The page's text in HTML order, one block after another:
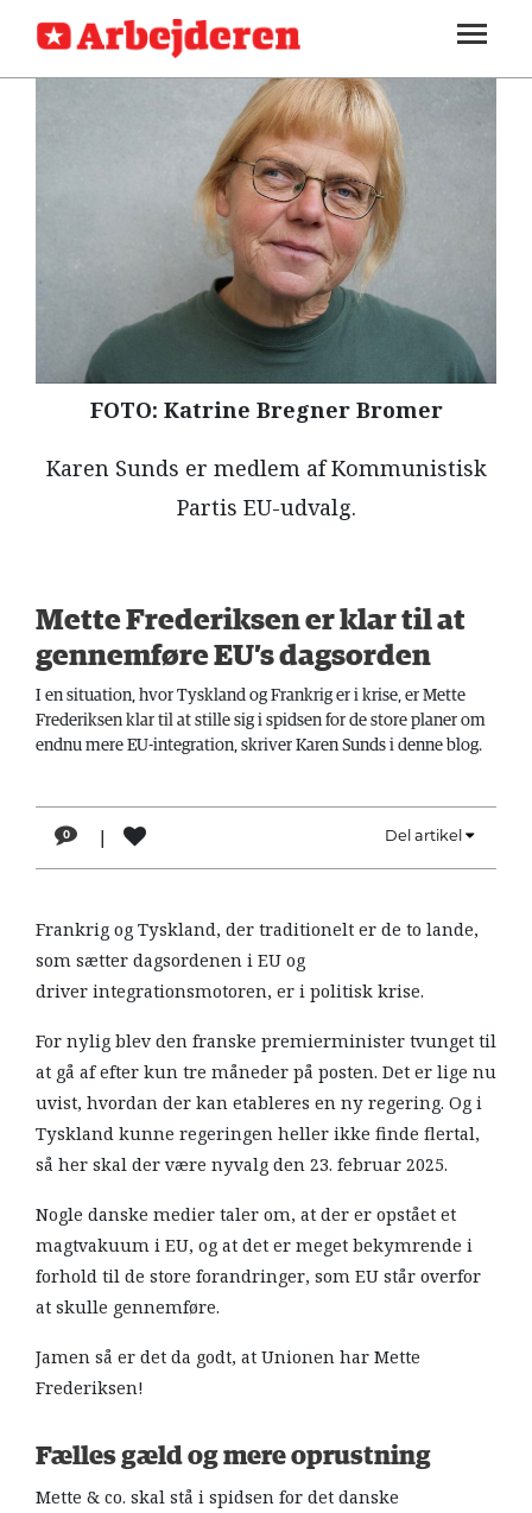
SEKTIONER
UDLAND
KULTUR
KALENDER
LÆSER
NAVNE
HISTORIE
TEORI
SOUNDCLOUD
ARBEJDEREN
FOTO: Katrine Bregner Bromer
Karen Sunds er medlem af Kommunistisk
Partis EU-udvalg.
Mette Frederiksen er klar til at
gennemføre EU’s dagsorden
I en situation, hvor Tyskland og Frankrig er i krise, er Mette
Frederiksen klar til at stille sig i spidsen for de store planer om
endnu mere EU-integration, skriver Karen Sunds i denne blog.
0 | Del artikel
Frankrig og Tyskland, der traditionelt er de to lande,
som sætter dagsordenen i EU og
driver integrationsmotoren, er i politisk krise.
For nylig blev den franske premierminister tvunget til
at gå af efter kun tre måneder på posten. Det er lige nu
uvist, hvordan der kan etableres en ny regering. Og i
Tyskland kunne regeringen heller ikke finde flertal,
så her skal der være nyvalg den 23. februar 2025.
Nogle danske medier taler om, at der er opstået et
magtvakuum i EU, og at det er meget bekymrende i
forhold til de store forandringer, som EU står overfor
at skulle gennemføre.
Jamen så er det da godt, at Unionen har Mette
Frederiksen!
Fælles gæld og mere oprustning
Mette & co. skal stå i spidsen for det danske